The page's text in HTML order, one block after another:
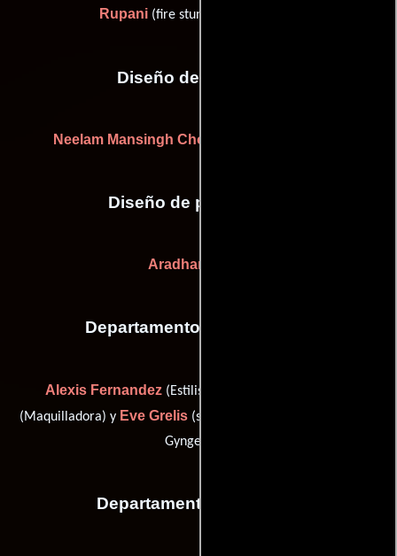
Rupani (fire stunt double: Radha)
Diseño de vestuario
Neelam Mansingh Chowdhury
Diseño de producción
Aradhana Seth
Departamento de maquillaje
Alexis Fernandez(Estilista),
(Maquilladora) y Eve Grelis(sfx nail artist: horror nails - Kim
Gyngell (u))
Departamento de musica